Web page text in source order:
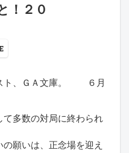
！２０
ト、ＧＡ文庫。 ６月
多数の対局に終わられ
願いは、正念場を迎え